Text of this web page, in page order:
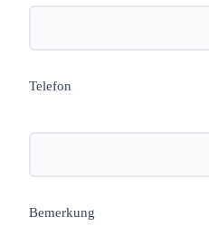
Telefon
Bemerkung